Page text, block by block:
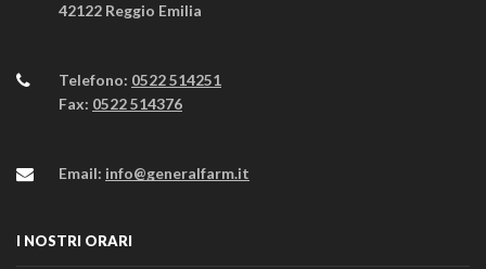
42122 Reggio Emilia
Telefono: 0522 514251
Fax: 0522 514376
Email: info@generalfarm.it
I NOSTRI ORARI